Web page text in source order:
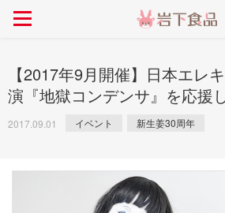
ごあいさつ
> 新商品
> イベント
> 飲食店コラボ
> 生姜
> らっきょう
> 梅
> らっきょうレシピ
> オリーブレシピ
畑での取り組み
岩下の新生姜ミュージアム
【2017年9月開催】日本エレ
演『地獄コンデンサ』を応援
2017.09.01 イベント 新生姜30周年